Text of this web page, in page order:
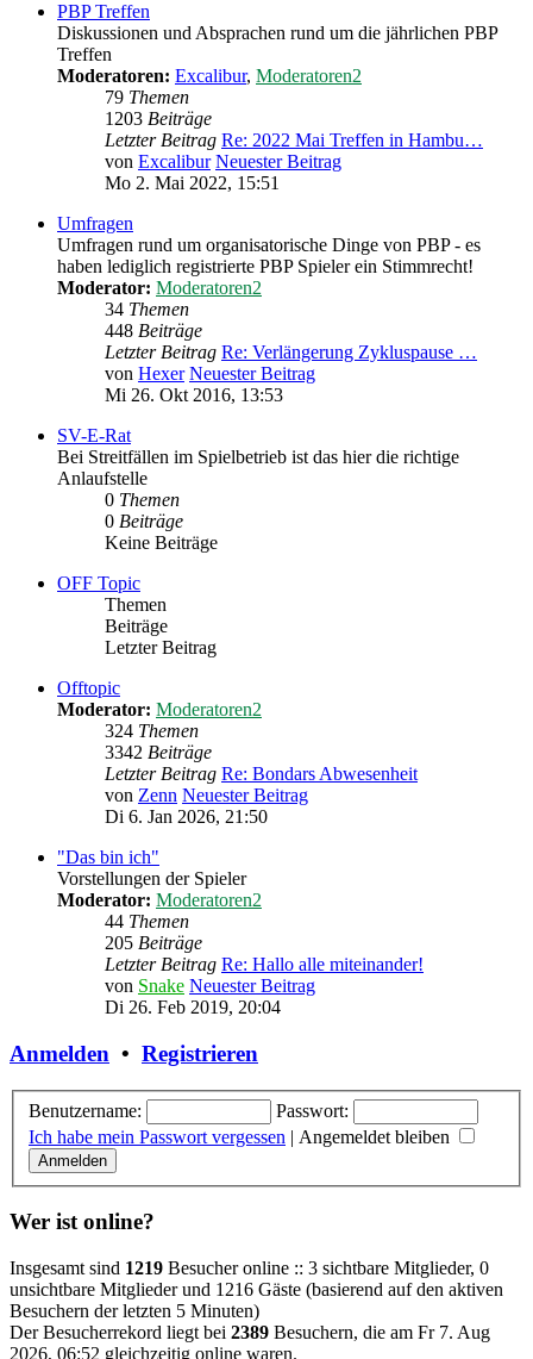
PBP Treffen
Diskussionen und Absprachen rund um die jährlichen PBP
Treffen
Moderatoren: Excalibur, Moderatoren2
79 Themen
1203 Beiträge
Letzter Beitrag Re: 2022 Mai Treffen in Hambu…
von Excalibur Neuester Beitrag
Mo 2. Mai 2022, 15:51
Umfragen
Umfragen rund um organisatorische Dinge von PBP - es
haben lediglich registrierte PBP Spieler ein Stimmrecht!
Moderator: Moderatoren2
34 Themen
448 Beiträge
Letzter Beitrag Re: Verlängerung Zykluspause …
von Hexer Neuester Beitrag
Mi 26. Okt 2016, 13:53
SV-E-Rat
Bei Streitfällen im Spielbetrieb ist das hier die richtige
Anlaufstelle
0 Themen
0 Beiträge
Keine Beiträge
OFF Topic
Themen
Beiträge
Letzter Beitrag
Offtopic
Moderator: Moderatoren2
324 Themen
3342 Beiträge
Letzter Beitrag Re: Bondars Abwesenheit
von Zenn Neuester Beitrag
Di 6. Jan 2026, 21:50
"Das bin ich"
Vorstellungen der Spieler
Moderator: Moderatoren2
44 Themen
205 Beiträge
Letzter Beitrag Re: Hallo alle miteinander!
von Snake Neuester Beitrag
Di 26. Feb 2019, 20:04
Anmelden • Registrieren
Benutzername:
Passwort:
Ich habe mein Passwort vergessen | Angemeldet bleiben
Wer ist online?
Insgesamt sind 1219 Besucher online :: 3 sichtbare Mitglieder, 0
unsichtbare Mitglieder und 1216 Gäste (basierend auf den aktiven
Besuchern der letzten 5 Minuten)
Der Besucherrekord liegt bei 2389 Besuchern, die am Fr 7. Aug
2026, 06:52 gleichzeitig online waren.